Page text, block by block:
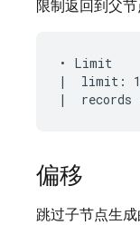
限制返回到父节
• Limit
|  limit:
偏移
跳过子节点生成